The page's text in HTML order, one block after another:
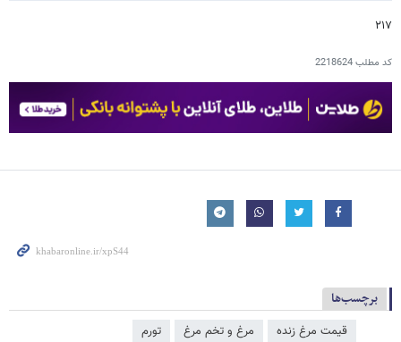
۲۱۷
کد مطلب2218624
برچسب‌ها
قیمت مرغ زنده مرغ و تخم مرغ تورم